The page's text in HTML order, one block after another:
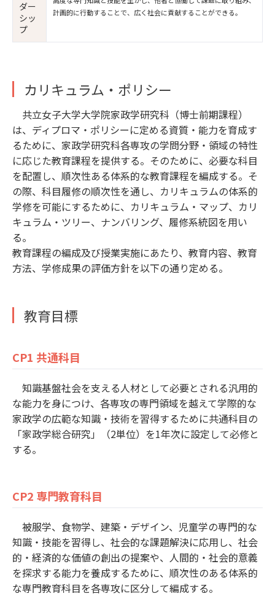
ダー
シッ
プ
計画的に行動することで、広く社会に貢献することができる。
カリキュラム・ポリシー
共立女子大学大学院家政学研究科（博士前期課程）
は、ディプロマ・ポリシーに定める資質・能力を育成す
るために、家政学研究科各専攻の学問分野・領域の特性
に応じた教育課程を提供する。そのために、必要な科目
を配置し、順次性ある体系的な教育課程を編成する。そ
の際、科目履修の順次性を通し、カリキュラムの体系的
学修を可能にするために、カリキュラム・マップ、カリ
キュラム・ツリー、ナンバリング、履修系統図を用い
る。
教育課程の編成及び授業実施にあたり、教育内容、教育
方法、学修成果の評価方針を以下の通り定める。
教育目標
CP1 共通科目
知識基盤社会を支える人材として必要とされる汎用的
な能力を身につけ、各専攻の専門領域を越えて学際的な
家政学の広範な知識・技術を習得するために共通科目の
「家政学総合研究」（2単位）を1年次に設定して必修と
する。
CP2 専門教育科目
被服学、食物学、建築・デザイン、児童学の専門的な
知識・技能を習得し、社会的な課題解決に応用し、社会
的・経済的な価値の創出の提案や、人間的・社会的意義
を探求する能力を養成するために、順次性のある体系的
な専門教育科目を各専攻に区分して編成する。